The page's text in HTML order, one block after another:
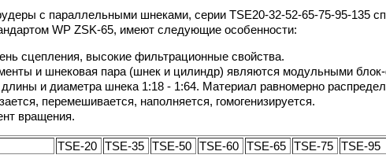
с параллельными шнеками, серии TSE20-32-52-65-75-95-135
WP ZSK-65, имеют следующие особенности:
сцепления, высокие фильтрационные свойства.
и шнековая пара (шнек и цилиндр) являются модульными
и диаметра шнека 1:18 - 1:64. Материал равномерно
перемешивается, наполняется, гомогенизируется.
вращения.
TSE-20 TSE-35 TSE-50 TSE-60 TSE-65 TSE-75 TSE-95